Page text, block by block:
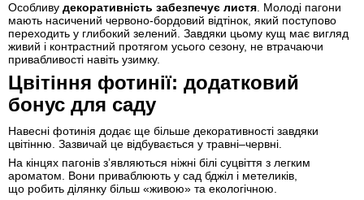
Особливу декоративність забезпечує листя. Молоді пагони
мають насичений червоно-бордовий відтінок, який поступово
переходить у глибокий зелений. Завдяки цьому кущ має вигляд
живий і контрастний протягом усього сезону, не втрачаючи
привабливості навіть узимку.
Цвітіння фотинії: додатковий
бонус для саду
Навесні фотинія додає ще більше декоративності завдяки
цвітінню. Зазвичай це відбувається у травні–червні.
На кінцях пагонів з’являються ніжні білі суцвіття з легким
ароматом. Вони приваблюють у сад бджіл і метеликів,
що робить ділянку більш «живою» та екологічною.